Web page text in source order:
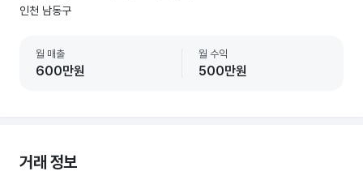
인천 남동구
월 매출
600만원
월 수익
500만원
거래 정보